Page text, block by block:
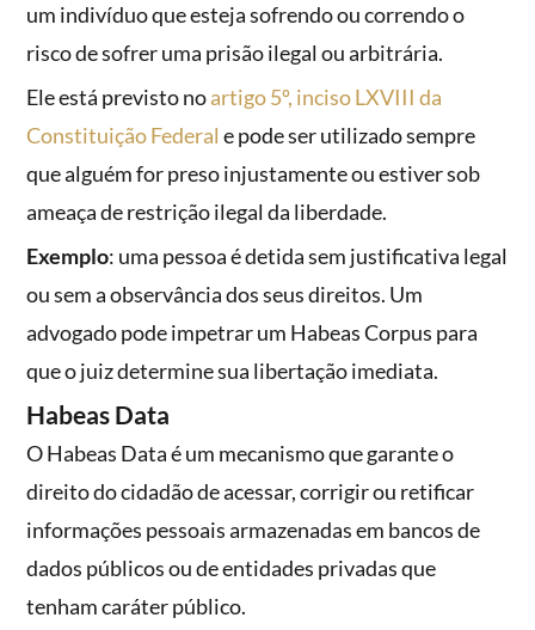
um indivíduo que esteja sofrendo ou correndo o
risco de sofrer uma prisão ilegal ou arbitrária.
Ele está previsto noartigo 5º, inciso LXVIII da
Constituição Federal e pode ser utilizado sempre
que alguém for preso injustamente ou estiver sob
ameaça de restrição ilegal da liberdade.
Exemplo: uma pessoa é detida sem justificativa legal
ou sem a observância dos seus direitos. Um
advogado pode impetrar um Habeas Corpus para
que o juiz determine sua libertação imediata.
Habeas Data
O Habeas Data é um mecanismo que garante o
direito do cidadão de acessar, corrigir ou retificar
informações pessoais armazenadas em bancos de
dados públicos ou de entidades privadas que
tenham caráter público.